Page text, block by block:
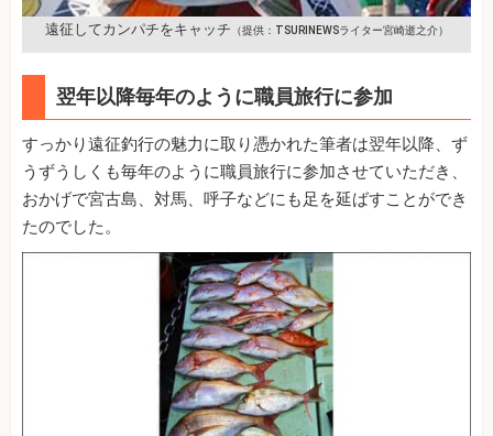
遠征してカンパチをキャッチ （提供：TSURINEWSライター宮崎逝之介）
翌年以降毎年のように職員旅行に参加
すっかり遠征釣行の魅力に取り憑かれた筆者は翌年以降、ず
うずうしくも毎年のように職員旅行に参加させていただき、
おかげで宮古島、対馬、呼子などにも足を延ばすことができ
たのでした。